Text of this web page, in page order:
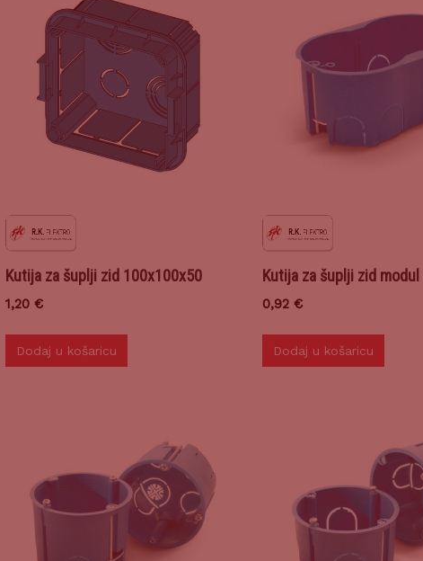
Kutija za šuplji zid 100x100x50
1,20 €
Dodaj u košaricu
Kutija za šuplji zid modul
0,92€
Dodaj u košaricu